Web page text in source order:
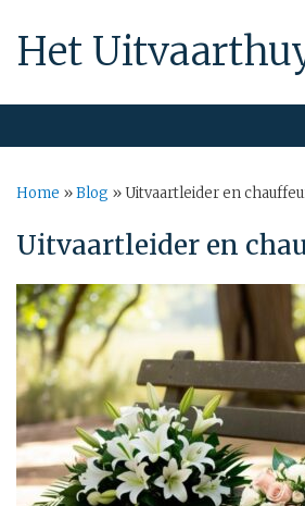
Het
Home »Blog » Uitvaartleider en
Uitvaartleider en